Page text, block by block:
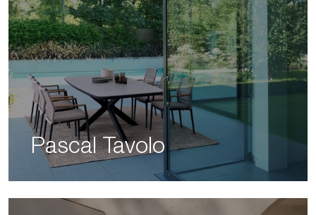
Pascal Tavolo